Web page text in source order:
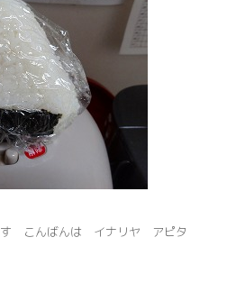
す こんばんは イナリヤ アピタ